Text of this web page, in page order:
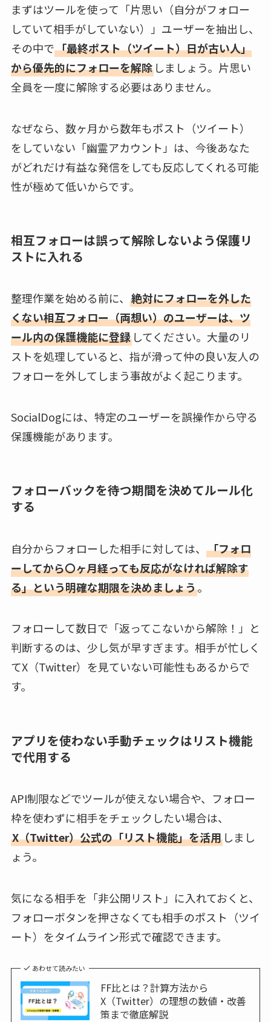
まずはツールを使って「片思い（自分がフォロー
していて相手がしていない）」ユーザーを抽出し、
その中で「最終ポスト（ツイート）日が古い人」
から優先的にフォローを解除しましょう。片思い
全員を一度に解除する必要はありません。
なぜなら、数ヶ月から数年もポスト（ツイート）
をしていない「幽霊アカウント」は、今後あなた
がどれだけ有益な発信をしても反応してくれる可能
性が極めて低いからです。
相互フォローは誤って解除しないよう保護リ
ストに入れる
整理作業を始める前に、 絶対にフォローを外した
くない相互フォロー（両想い）のユーザーは、ツ
ール内の保護機能に登録してください。大量のリ
ストを処理していると、指が滑って仲の良い友人の
フォローを外してしまう事故がよく起こります。
SocialDogには、特定のユーザーを誤操作から守る
保護機能があります。
フォローバックを待つ期間を決めてルール化
する
自分からフォローした相手に対しては、 「フォロ
ーしてから〇ヶ月経っても反応がなければ解除す
る」という明確な期限を決めましょう。
フォローして数日で「返ってこないから解除！」と
判断するのは、少し気が早すぎます。相手が忙しく
てX（Twitter）を見ていない可能性もあるからで
す。
アプリを使わない手動チェックはリスト機能
で代用する
API制限などでツールが使えない場合や、フォロー
枠を使わずに相手をチェックしたい場合は、
X（Twitter）公式の「リスト機能」を活用しまし
ょう。
気になる相手を「非公開リスト」に入れておくと、
フォローボタンを押さなくても相手のポスト（ツイ
ート）をタイムライン形式で確認できます。
あわせて読みたい
FF比とは？計算方法から
X（Twitter）の理想の数値・改善
策まで徹底解説